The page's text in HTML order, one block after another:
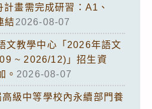
畫需完成研習：A1、
結2026-08-07
文教學中心「2026年語文
~ 2026/12)」招生資
。 2026-08-07
級中等學校內永續部門養